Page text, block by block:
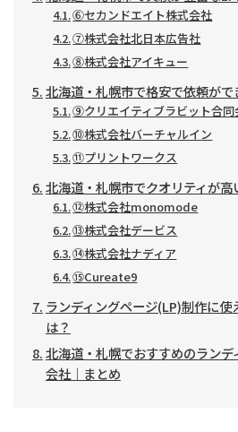
⑥セカンドエイト株式会社
⑦株式会社北日本広告社
⑧株式会社アイキュー
北海道・札幌市で格安で依頼が
⑨クリエイティブラビット合同
⑩株式会社バーチャルイン
⑪プリントワークス
北海道・札幌市でクオリティが高
⑫株式会社monomode
⑬株式会社デービス
⑭株式会社ナディア
⑮Cureate9
ランディングページ(LP)制作に使
は？
北海道・札幌でおすすめのラン
会社｜まとめ